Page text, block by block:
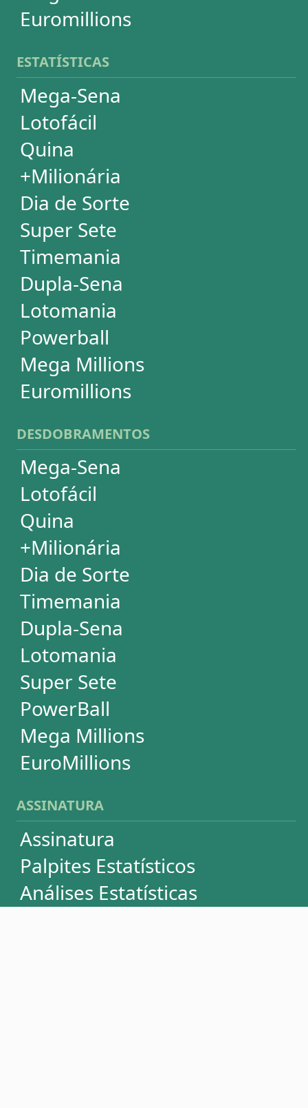
Powerball
Euromillions
DESDOBRAMENTOS
Mega-Sena
Lotofácil
Quina
+Milionária
Dia de Sorte
Timemania
Dupla-Sena
Lotomania
Super Sete
PowerBall
Mega Millions
EuroMillions
ASSINATURA
Assinatura
Palpites Estatísticos
Análises Estatísticas
Simulador de Apostas
Conferidor de Apostas
Desdobramentos Especiais
Impressão de Volantes
SUPORTE
Idioma
Dúvidas
Termos de Uso
Privacidade